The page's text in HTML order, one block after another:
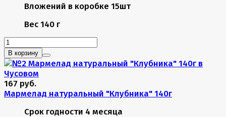
Вложений в коробке 15шт
Вес 140 г
В корзину
167 руб.
Мармелад натуральный "Клубника" 140г
Срок годности 4 месяца